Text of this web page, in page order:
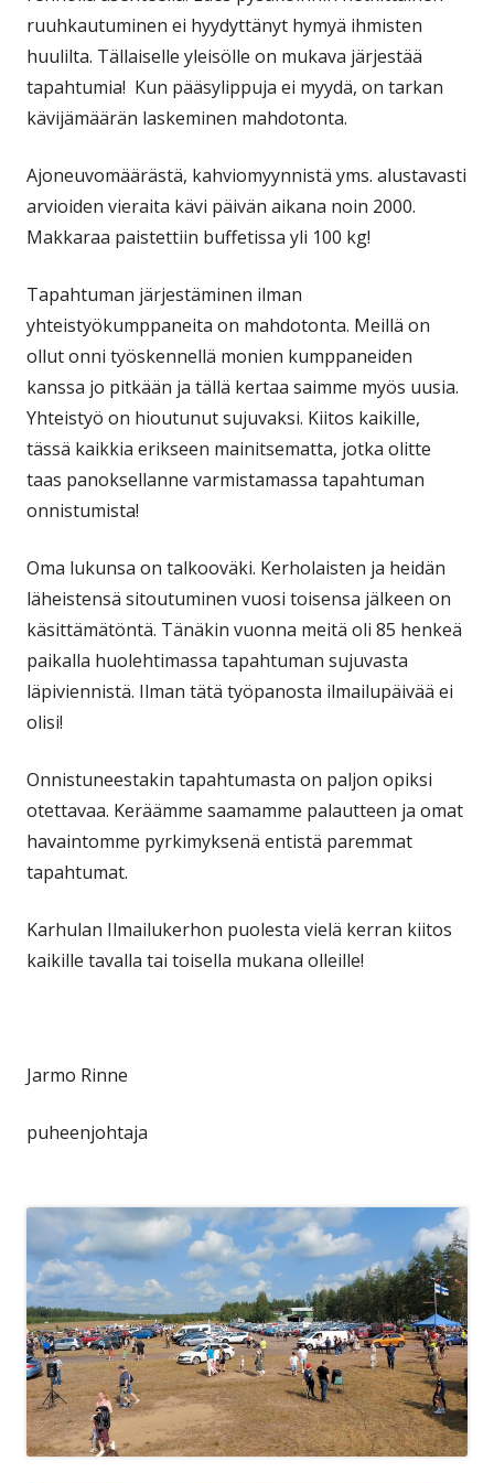
ruuhkautuminen ei hyydyttänyt hymyä ihmisten
huulilta. Tällaiselle yleisölle on mukava järjestää
tapahtumia! Kun pääsylippuja ei myydä, on tarkan
kävijämäärän laskeminen mahdotonta.
Ajoneuvomäärästä, kahviomyynnistä yms. alustavasti
arvioiden vieraita kävi päivän aikana noin 2000.
Makkaraa paistettiin buffetissa yli 100 kg!
Tapahtuman järjestäminen ilman
yhteistyökumppaneita on mahdotonta. Meillä on
ollut onni työskennellä monien kumppaneiden
kanssa jo pitkään ja tällä kertaa saimme myös uusia.
Yhteistyö on hioutunut sujuvaksi. Kiitos kaikille,
tässä kaikkia erikseen mainitsematta, jotka olitte
taas panoksellanne varmistamassa tapahtuman
onnistumista!
Oma lukunsa on talkooväki. Kerholaisten ja heidän
läheistensä sitoutuminen vuosi toisensa jälkeen on
käsittämätöntä. Tänäkin vuonna meitä oli 85 henkeä
paikalla huolehtimassa tapahtuman sujuvasta
läpiviennistä. Ilman tätä työpanosta ilmailupäivää ei
olisi!
Onnistuneestakin tapahtumasta on paljon opiksi
otettavaa. Keräämme saamamme palautteen ja omat
havaintomme pyrkimyksenä entistä paremmat
tapahtumat.
Karhulan Ilmailukerhon puolesta vielä kerran kiitos
kaikille tavalla tai toisella mukana olleille!
Jarmo Rinne
puheenjohtaja